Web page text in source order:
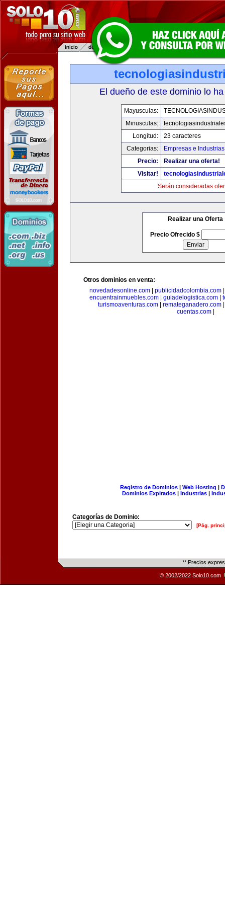
El dueño de este dominio lo
Mayusculas:
Minusculas:
Longitud:
23 caracteres
Categorias:
Empresas e Industrias
Precio:
Realizar una oferta!
Visitar!
Serán consideradas
Realizar una Oferta
Precio Ofrecido $
Otros dominios en venta:
novedadesonline.com
publicidadcolombia.com
encuentrainmuebles.com| guiadelogistica.com|
turismoaventuras.com| remateganadero.com
cuentas.com|
Registro de Dominios| Web Hosting |
Dominios Expirados | Industrias |
Categorías de Dominio:
[Pág.
** Precios
© 2002/2022 Solo10.com